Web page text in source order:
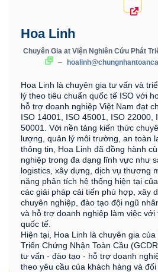
Hoa Linh
Chuyên Gia at Viện Nghiên Cứu Phát
–
Hoa Linh là chuyên gia tư vấn và
lý theo tiêu chuẩn quốc tế ISO với
hỗ trợ doanh nghiệp Việt Nam đạt
ISO 14001, ISO 45001, ISO 22000,
50001. Với nền tảng kiến thức
lượng, quản lý môi trường, an toàn
thông tin, Hoa Linh đã đồng hành
nghiệp trong đa dạng lĩnh vực như
logistics, xây dựng, dịch vụ thương
năng phân tích hệ thống hiện tại
các giải pháp cải tiến phù hợp, xây
chuyên nghiệp, đào tạo đội ngũ
và hỗ trợ doanh nghiệp làm việc
quốc tế.
Hiện tại, Hoa Linh là chuyên gia
Triển Chứng Nhận Toàn Cầu
tư vấn - đào tạo - hỗ trợ doanh
theo yêu cầu của khách hàng và đối